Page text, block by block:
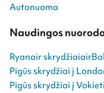
Autonuoma
Naudingos
Ryanair skrydžiai
Pigūs skrydžiai į
Pigūs skrydžiai į